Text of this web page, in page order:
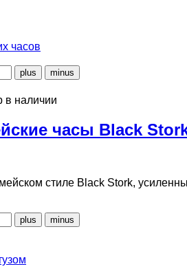
в наличии
часы Black
стиле Black Stork,